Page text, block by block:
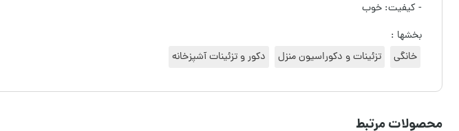
- کیفیت: خوب
بخشها :
خانگی
تزئینات و دکوراسیون منزل دکور و تزئینات آشپزخانه
محصولات مرتبط